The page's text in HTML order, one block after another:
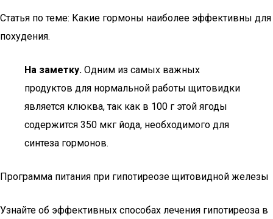
Статья по теме: Какие гормоны наиболее эффективны для
похудения.
На заметку. Одним из самых важных
продуктов для нормальной работы щитовидки
является клюква, так как в 100 г этой ягоды
содержится 350 мкг йода, необходимого для
синтеза гормонов.
Программа питания при гипотиреозе щитовидной железы
Узнайте об эффективных способах лечения гипотиреоза в